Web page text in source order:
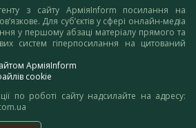
з сайту АрміяInform посилання на
Для суб’єктів у сфері онлайн-медіа
у першому абзаці матеріалу прямого та
систем гіперпосилання на цитований
АрміяInform
cookie
по роботі сайту надсилайте на адресу: